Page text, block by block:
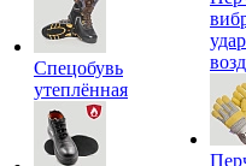
Спецобувь
утеплённая